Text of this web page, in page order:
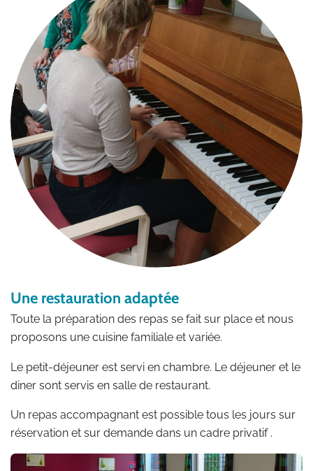
Une restauration adaptée
Toute la préparation des repas se fait sur place et nous
proposons une cuisine familiale et variée.
Le petit-déjeuner est servi en chambre. Le déjeuner et le
diner sont servis en salle de restaurant.
Un repas accompagnant est possible tous les jours sur
réservation et sur demande dans un cadre privatif .